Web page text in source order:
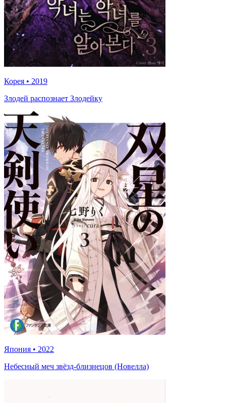
Корея • 2019
Злодей распознает Злодейку
Япония • 2022
Небесный меч звёзд-близнецов (Новелла)